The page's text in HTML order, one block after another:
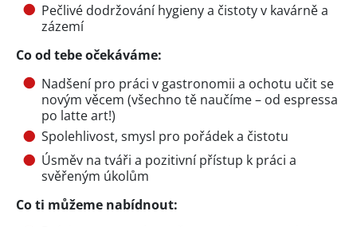
Pečlivé dodržování hygieny a čistoty v kavárně a
zázemí
Co od tebe očekáváme:
Nadšení pro práci v gastronomii a ochotu učit se
novým věcem (všechno tě naučíme – od espressa
po latte art!)
Spolehlivost, smysl pro pořádek a čistotu
Úsměv na tváři a pozitivní přístup k práci a
svěřeným úkolům
Co ti můžeme nabídnout: